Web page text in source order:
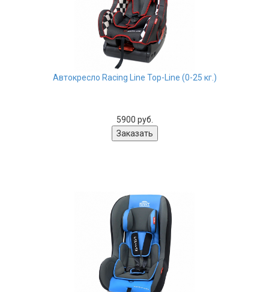
Автокресло Racing Line Top-Line (0-25 кг.)
5900 руб.